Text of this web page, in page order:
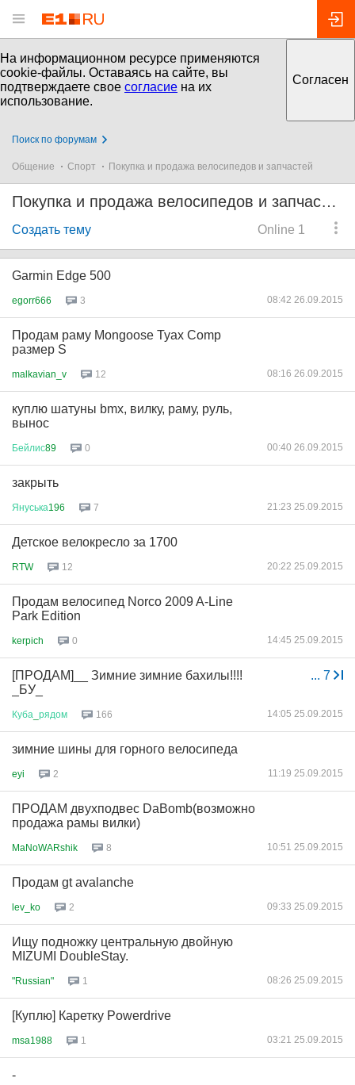
На информационном ресурсе применяются
cookie-файлы. Оставаясь на сайте, вы
подтверждаете свое согласие на их
использование.
Согласен
Поиск по форумам
Общение Спорт Покупка и продажа велосипедов и запчастей
Покупка и продажа велосипедов и запчастей
Online 1
Создать тему
Garmin Edge 500
egorr666 3 08:42 26.09.2015
Продам раму Mongoose Tyax Comp
размер S
malkavian_v 12 08:16 26.09.2015
куплю шатуны bmx, вилку, раму, руль,
вынос
Бейлис89 0 00:40 26.09.2015
закрыть
Януська196 7 21:23 25.09.2015
Детское велокресло за 1700
RTW 12 20:22 25.09.2015
Продам велосипед Norco 2009 A-Line
Park Edition
kerpich 0 14:45 25.09.2015
... 7
[ПРОДАМ]__ Зимние зимние бахилы!!!!
_БУ_
Куба рядом 166 14:05 25.09.2015
зимние шины для горного велосипеда
eyi 2 11:19 25.09.2015
ПРОДАМ двухподвес DaBomb(возможно
продажа рамы вилки)
MaNoWARshik 8 10:51 25.09.2015
Продам gt avalanche
lev_ko 2 09:33 25.09.2015
Ищу подножку центральную двойную
MIZUMI DoubleStay.
"Russian" 1 08:26 25.09.2015
[Куплю] Каретку Powerdrive
msa1988 1 03:21 25.09.2015
-